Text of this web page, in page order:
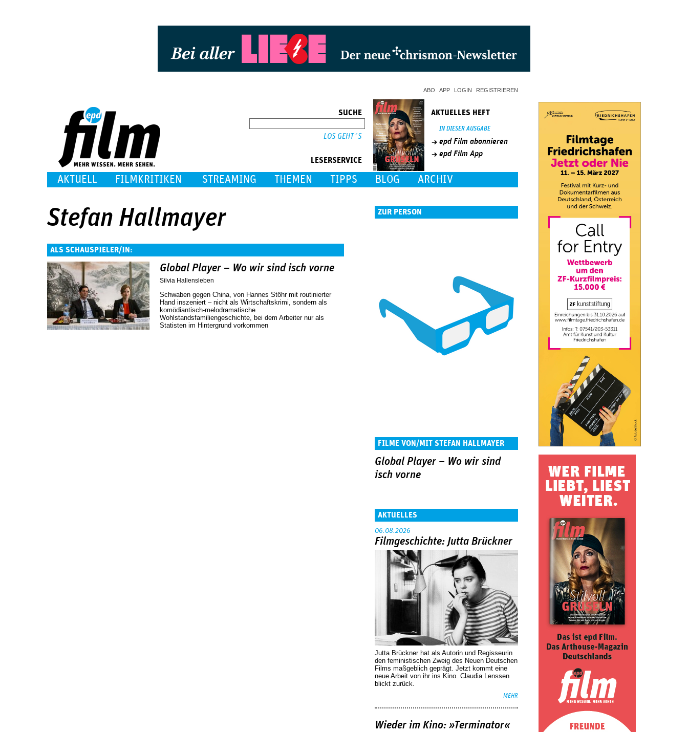
ABO APP LOGIN REGISTRIEREN
SUCHE
LESERSERVICE
AKTUELLES HEFT
IN DIESER AUSGABE
epd Film abonnieren
epd Film App
AKTUELL FILMKRITIKEN STREAMING THEMEN TIPPS BLOG ARCHIV
Stefan Hallmayer
ALS SCHAUSPIELER/IN:
Global Player – Wo wir sind isch vorne
Silvia Hallensleben
Schwaben gegen China, von Hannes Stöhr mit routinierter
Hand inszeniert – nicht als Wirtschaftskrimi, sondern als
komödiantisch-melodramatische
Wohlstandsfamiliengeschichte, bei dem Arbeiter nur als
Statisten im Hintergrund vorkommen
ZUR PERSON
FILME VON/MIT STEFAN HALLMAYER
Global Player – Wo wir sind
isch vorne
AKTUELLES
06.08.2026
Filmgeschichte: Jutta Brückner
Jutta Brückner hat als Autorin und Regisseurin
den feministischen Zweig des Neuen Deutschen
Films maßgeblich geprägt. Jetzt kommt eine
neue Arbeit von ihr ins Kino. Claudia Lenssen
blickt zurück.
MEHR
Wieder im Kino: »Terminator«